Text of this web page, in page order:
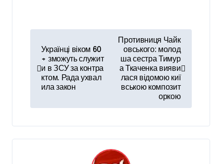
в
ц
Українці віком 60
+ зможуть служит
и в ЗСУ за контра
ктом. Рада ухвал
ила закон
Противниця Чайк
овського: молод
ша сестра Тимур
а Ткаченка вияви
лася відомою киї
вською композит
оркою